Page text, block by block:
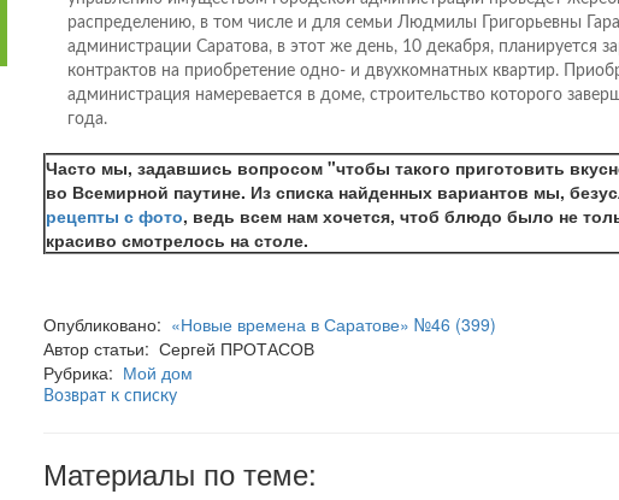
распределению, в том числе и для семьи Людмилы Григорьевны
администрации Саратова, в этот же день, 10 декабря, планируется
контрактов на приобретение одно- и двухкомнатных квартир.
администрация намеревается в доме, строительство которого
года.
Часто мы, задавшись вопросом "чтобы такого приготовить
во Всемирной паутине. Из списка найденных вариантов мы,
рецепты с фото, ведь всем нам хочется, чтоб блюдо было не
красиво смотрелось на столе.
Опубликовано: «Новые времена в Саратове» №46 (399)
Автор статьи: Сергей ПРОТАСОВ
Рубрика: Мой дом
Возврат к списку
Материалы по теме: